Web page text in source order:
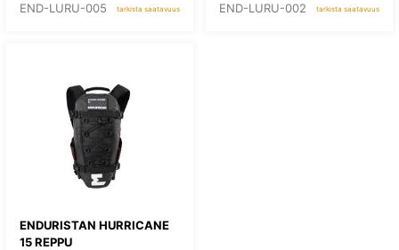
END-LURU-005 tarkista saatavuus END-LURU-002 tarkista saatavuus
ENDURISTAN HURRICANE
15 REPPU